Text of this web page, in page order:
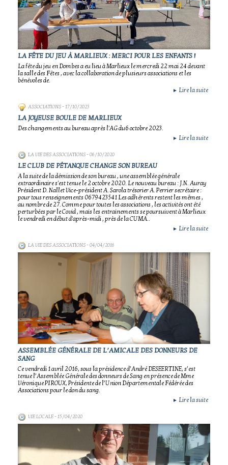
LA FÊTE DU JEU À MARLIEUX : MERCI POUR LES ENFANTS !
La fête du jeu en Dombes a eu lieu à Marlieux le mercredi 22 mai 24 devant
la salle des Fêtes , avec la collaboration de plusieurs associations et les
bénévoles de.
► Lire la suite
ASSOCIATIONS- 17/10/2023
LA JOYEUSE BOULE DE MARLIEUX
Des changements au bureau après l'AG du6 octobre 2023.
► Lire la suite
LA VIE DES ASSOCIATIONS- 06/10/2020
LE CLUB DE PÉTANQUE CHANGE SON BUREAU
A la suite de la démission de son bureau , une assemblée générale
extraordinaire s'est tenue le 2 octobre 2020. Le nouveau bureau : J.N. Auray
Président D. Nallet Vice-président A. Sarola trésorier A. Perrier secrétaire :
pour tous renseignements 0679423541 Les adhérents restent les mêmes ,
au nombre de 27. Comme pour toutes les associations , les activités ont été
perturbées par le Covid , mais les entrainements se poursuivent à Marlieux
le vendredi en début d'après-midi , près de la CUMA..
► Lire la suite
LA VIE DES ASSOCIATIONS- 04/04/2016
ASSEMBLÉE GÉNÉRALE DE L’AMICALE DES DONNEURS DE
SANG
Ce vendredi 1 avril 2016, sous la présidence d’André DESEERTINE, s’est
tenue l’Assemblée Générale des donneurs de Sang en présence de Mme
Véronique PIROUX, Présidente de l’Union Départementale Fédérée des
Associations pour le don du sang.
► Lire la suite
VIE LOCALE- 15/04/2020